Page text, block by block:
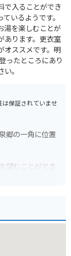
で入ることができ
いるようです。
湯を楽しむことが
あります。更衣室
オススメです。明
ったところにあり
。
保証されていませ
郷の一角に位置
望むことができ
す。